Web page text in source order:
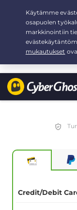
Your choice:The
Credit/Debit